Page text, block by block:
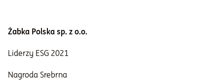
Żabka Polska sp. z o.o.
Liderzy ESG 2021
Nagroda Srebrna